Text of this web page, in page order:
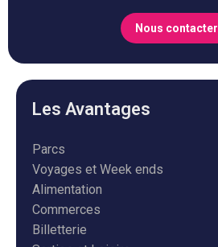
Nous contacter
Les Avantages
Parcs
Voyages et Week ends
Alimentation
Commerces
Billetterie